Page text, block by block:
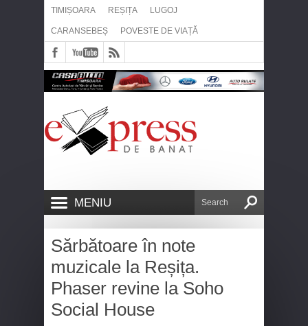
TIMIȘOARA REȘIȚA LUGOJ
CARANSEBEȘ POVESTE DE VIAȚĂ
MENIU
Sărbătoare în note
muzicale la Reșița.
Phaser revine la Soho
Social House